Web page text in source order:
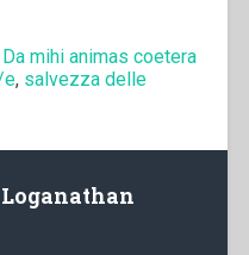
Da mihi animas coetera
e, salvezza delle
Loganathan